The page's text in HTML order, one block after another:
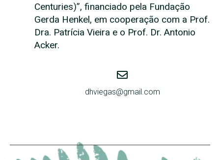
Centuries)”, financiado pela Fundação
Gerda Henkel, em cooperação com a Prof.
Dra. Patrícia Vieira e o Prof. Dr. Antonio
Acker.
dhviegas@gmail.com